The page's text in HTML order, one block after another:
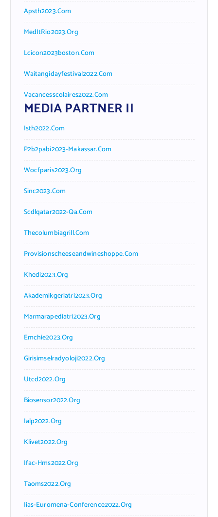
Apsth2023.com
MedItRio2023.org
Lcicon2023boston.com
Waitangidayfestival2022.com
Vacancesscolaires2022.com
MEDIA PARTNER II
Isth2022.com
P2b2pabi2023-Makassar.com
Wocfparis2023.org
Sinc2023.com
Scdlqatar2022-Qa.com
Thecolumbiagrill.com
Provisionscheeseandwineshoppe.com
Khedi2023.org
Akademikgeriatri2023.org
Marmarapediatri2023.org
Emchie2023.org
Girisimselradyoloji2022.org
Utcd2022.org
Biosensor2022.org
Ialp2022.org
Klivet2022.org
Ifac-Hms2022.org
Taoms2022.org
Iias-Euromena-Conference2022.org